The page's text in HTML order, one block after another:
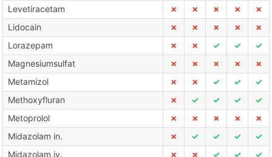
Levetiracetam
✗ ✗ ✗ ✗
✗
Lidocain
✗ ✗ ✗ ✗
✗
Lorazepam
✗ ✗ ✓ ✓
✓
Magnesiumsulfat
✗ ✗ ✗ ✗
✗
Metamizol
✗ ✗ ✓ ✓
✓
Methoxyfluran
✗ ✓ ✓ ✓
✓
Metoprolol
✗ ✗ ✗ ✗
✗
Midazolam in.
✗ ✓ ✓ ✓
✓
Midazolam iv.
✗ ✗ ✓ ✓
✓